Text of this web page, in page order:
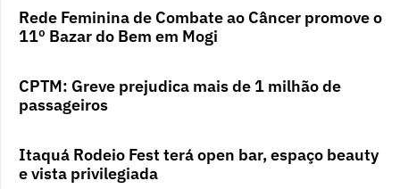
Rede Feminina de Combate ao Câncer promove o
11º Bazar do Bem em Mogi
CPTM: Greve prejudica mais de 1 milhão de
passageiros
Itaquá Rodeio Fest terá open bar, espaço beauty
e vista privilegiada